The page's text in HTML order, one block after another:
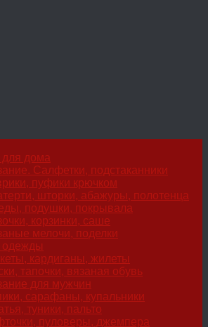
для дома
Салфетки, подстаканники
пуфики крючком
шторки, абажуры, полотенца
подушки, покрывала
корзинки, саше
мелочи, поделки
одежды
кардиганы, жилеты
тапочки, вязаная обувь
для мужчин
сарафаны, купальники
туники, пальто
пуловеры, джемпера